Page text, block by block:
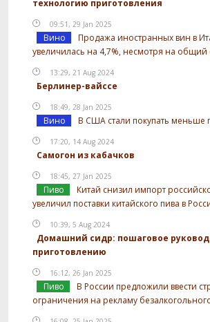
технологию приготовления
09:51, 29 Jan 2025
Вино
Продажа иностранных вин в
увеличилась на 4,7%, несмотря на общий
13:29, 21 Aug 2024
Берлинер-вайссе
18:49, 28 Jan 2025
Вино В США стали покупать меньше
17:20, 14 Aug 2024
Самогон из кабачков
18:45, 27 Jan 2025
Пиво
Китай снизил импорт
увеличил поставки китайского пива в
10:39, 5 Aug 2024
Домашний сидр: пошаговое
приготовлению
16:12, 26 Jan 2025
Пиво
В России предложили ввести
ограничения на рекламу